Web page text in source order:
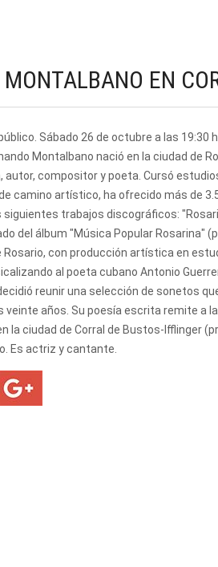
EN
Sábado 26 de octubre a las 19:30
Montalbano nació en la ciudad de
compositor y poeta. Cursó
camino artístico, ha ofrecido más de
trabajos discográficos:
del álbum "Música Popular Rosarina"
Rosario, con producción artística en
al poeta cubano Antonio
reunir una selección de sonetos
años. Su poesía escrita remite a
la ciudad de Corral de Bustos-Ifflinger
Es actriz y cantante.